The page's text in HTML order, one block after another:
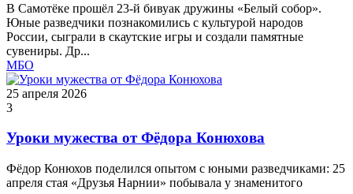
В Самотёке прошёл 23‑й бивуак дружины «Белый собор».
Юные разведчики познакомились с культурой народов
России, сыграли в скаутские игры и создали памятные
сувениры. Др...
МБО
25 апреля 2026
3
Уроки мужества от Фёдора Конюхова
Фёдор Конюхов поделился опытом с юными разведчиками: 25
апреля стая «Друзья Нарнии» побывала у знаменитого